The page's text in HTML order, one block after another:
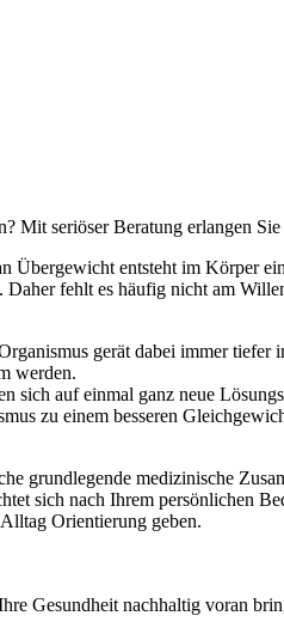
seriöser Beratung erlangen Sie
Übergewicht entsteht im Körper
fehlt es häufig nicht am
gerät dabei immer
werden.
sich auf einmal ganz neue
zu einem besseren
grundlegende medizinische
sich nach Ihrem persönlichen
Orientierung geben.
Gesundheit nachhaltig voran